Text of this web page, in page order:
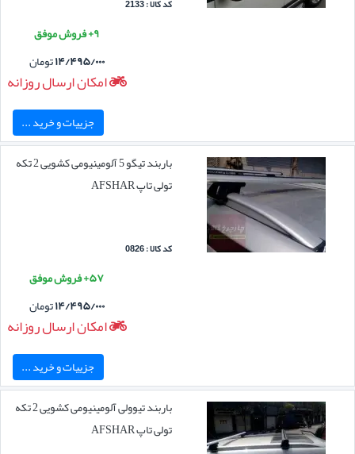
کد کالا : 2133
۹+ فروش موفق
۱۴/۴۹۵/۰۰۰تومان
امکان ارسال روزانه
جزییات و خرید ...
باربند تیگو 5 آلومینیومی کشویی 2 تکه
تولی تاپ AFSHAR
کد کالا : 0826
۵۷+ فروش موفق
۱۴/۴۹۵/۰۰۰تومان
امکان ارسال روزانه
جزییات و خرید ...
باربند تیوولی آلومینیومی کشویی 2 تکه
تولی تاپ AFSHAR